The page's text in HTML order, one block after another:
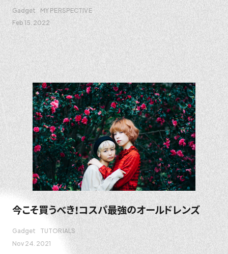
Gadget
MY PERSPECTIVE
Feb 15. 2022
今こそ買うべき！コスパ最強のオールドレンズ
Gadget
TUTORIALS
Nov 24. 2021